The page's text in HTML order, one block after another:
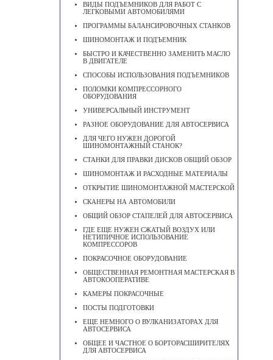
ВИДЫ ПОДЪЕМНИКОВ ДЛЯ РАБОТ С
ЛЕГКОВЫМИ АВТОМОБИЛЯМИ
ПРОГРАММЫ БАЛАНСИРОВОЧНЫХ СТАНКОВ
ШИНОМОНТАЖ И ПОДЪЕМНИК
БЫСТРО И КАЧЕСТВЕННО ЗАМЕНИТЬ МАСЛО
В ДВИГАТЕЛЕ
CПОСОБЫ ИСПОЛЬЗОВАНИЯ ПОДЪЕМНИКОВ
ПОЛОМКИ КОМПРЕССОРНОГО
ОБОРУДОВАНИЯ
УНИВЕРСАЛЬНЫЙ ИНСТРУМЕНТ
РАЗНОЕ ОБОРУДОВАНИЕ ДЛЯ АВТОСЕРВИСА
ДЛЯ ЧЕГО НУЖЕН ДОРОГОЙ
ШИНОМОНТАЖНЫЙ СТАНОК?
СТАНКИ ДЛЯ ПРАВКИ ДИСКОВ ОБЩИЙ ОБЗОР
ШИНОМОНТАЖ И РАСХОДНЫЕ МАТЕРИАЛЫ
ОТКРЫТИЕ ШИНОМОНТАЖНОЙ МАСТЕРСКОЙ
СКАНЕРЫ НА АВТОМОБИЛИ
ОБЩИЙ ОБЗОР СТАПЕЛЕЙ ДЛЯ АВТОСЕРВИСА
ГДЕ ЕЩЕ НУЖЕН СЖАТЫЙ ВОЗДУХ ИЛИ
НЕТИПИЧНОЕ ИСПОЛЬЗОВАНИЕ
КОМПРЕССОРОВ
ПОКРАСОЧНОЕ ОБОРУДОВАНИЕ
ОБЩЕСТВЕННАЯ РЕМОНТНАЯ МАСТЕРСКАЯ В
АВТОКООПЕРАТИВЕ
КАМЕРЫ ПОКРАСОЧНЫЕ
ПОСТЫ ПОДГОТОВКИ
ЕЩЕ НЕМНОГО О ВУЛКАНИЗАТОРАХ ДЛЯ
АВТОСЕРВИСА
ОБЩЕЕ И ЧАСТНОЕ О БОРТОРАСШИРИТЕЛЯХ
ДЛЯ АВТОСЕРВИСА